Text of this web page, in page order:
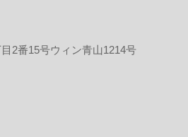
2番15号ウィン青山1214号